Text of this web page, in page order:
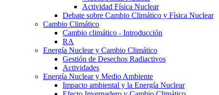
Actividad Física Nuclear
Debate sobre Cambio Climático y Física Nuclear
Cambio Climático
Cambio climático - Introducción
RA
Energía Nuclear y Cambio Climático
Gestión de Desechos Radiactivos
Actividades
Energía Nuclear y Medio Ambiente
Impacto ambiental y la Energía Nuclear